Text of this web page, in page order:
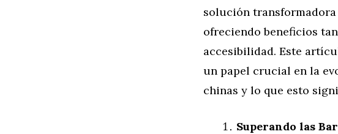
solución
ofreciendo beneficios
accesibilidad. Este
un papel crucial en la
chinas y lo que esto
Superando las